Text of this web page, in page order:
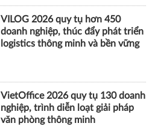
VILOG 2026 quy tụ hơn 450
doanh nghiệp, thúc đẩy phát triển
logistics thông minh và bền vững
VietOffice 2026 quy tụ 130 doanh
nghiệp, trình diễn loạt giải pháp
văn phòng thông minh